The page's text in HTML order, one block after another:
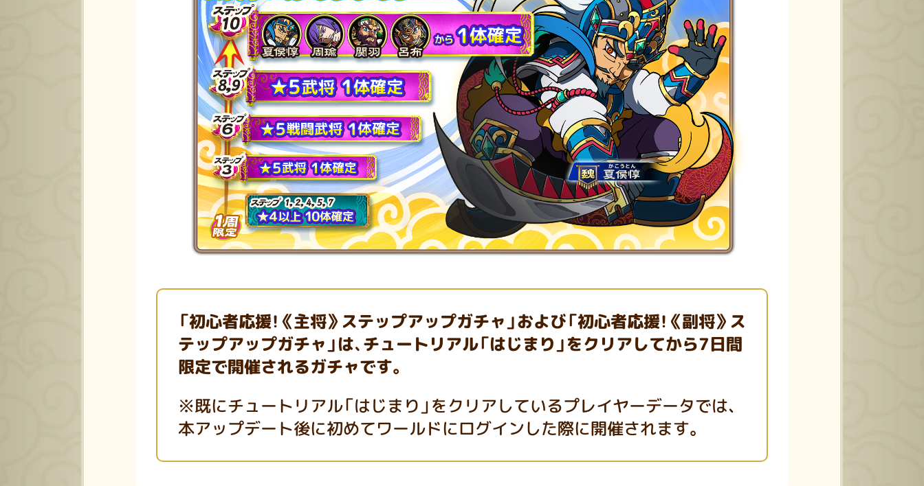
「初心者応援！《主将》ステップアップガチャ」および「初心者応援！《副将》ス
テップアップガチャ」は、チュートリアル「はじまり」をクリアしてから7日間
限定で開催されるガチャです。
※既にチュートリアル「はじまり」をクリアしているプレイヤーデータでは、
本アップデート後に初めてワールドにログインした際に開催されます。